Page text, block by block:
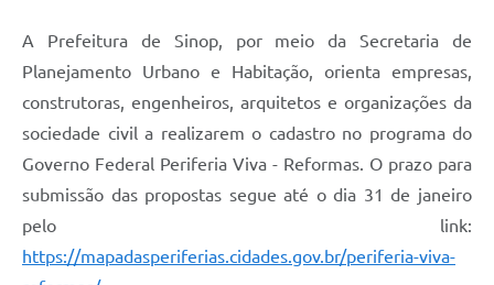
A Prefeitura de Sinop, por meio da Secretaria de
Planejamento Urbano e Habitação, orienta empresas,
construtoras, engenheiros, arquitetos e organizações da
sociedade civil a realizarem o cadastro no programa do
Governo Federal Periferia Viva - Reformas. O prazo para
submissão das propostas segue até o dia 31 de janeiro
pelo link:
https://mapadasperiferias.cidades.gov.br/periferia-viva-